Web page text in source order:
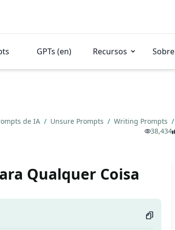
GPTs (en) Recursos Sobre
de IA / Unsure Prompts / Writing Prompts /
38,434
Qualquer Coisa